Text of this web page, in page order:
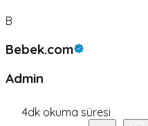
B
Bebek.com
Admin
4dk okuma süresi